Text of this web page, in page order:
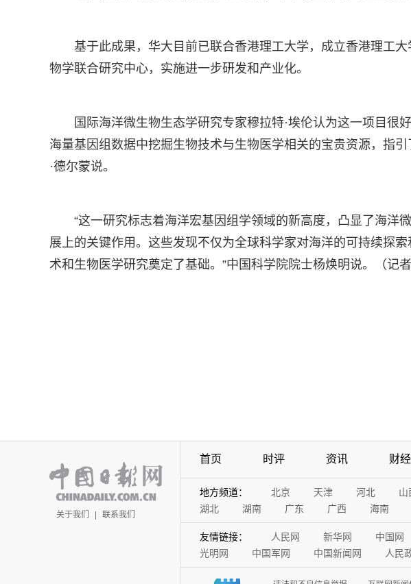
基于此成果，华大目前已联合香港理工大学，成立香港理工
物学联合研究中心，实施进一步研发和产业化。
国际海洋微生物生态学研究专家穆拉特·埃伦认为这一项目很
海量基因组数据中挖掘生物技术与生物医学相关的宝贵资源，指
·德尔蒙说。
“这一研究标志着海洋宏基因组学领域的新高度，凸显了海洋
展上的关键作用。这些发现不仅为全球科学家对海洋的可持续探
术和生物医学研究奠定了基础。”中国科学院院士杨焕明说。（记
关于我们 | 联系我们
首页 时评 资讯 财经
地方频道： 北京 天津 河北 山
湖北
湖南 广东 广西 海南
友情链接： 人民网 新华网 中国网
光明网
中国军网 中国新闻网 人民